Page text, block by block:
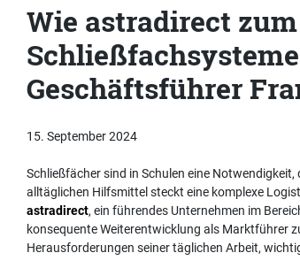
Wie astradirect
Geschäftsführer
15. September 2024
Schließfächer sind in Schulen eine
alltäglichen Hilfsmittel steckt eine komplexe
astradirect, ein führendes Unternehmen im
konsequente Weiterentwicklung als Marktführer
Herausforderungen seiner täglichen Arbeit,